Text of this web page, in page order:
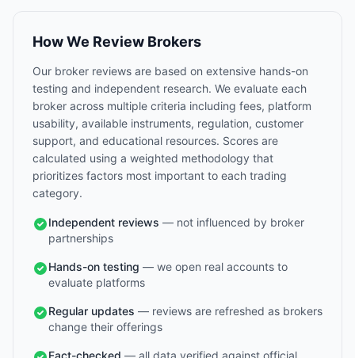
How We Review Brokers
Our broker reviews are based on extensive hands-on
testing and independent research. We evaluate each
broker across multiple criteria including fees, platform
usability, available instruments, regulation, customer
support, and educational resources. Scores are
calculated using a weighted methodology that
prioritizes factors most important to each trading
category.
Independent reviews — not influenced by broker
partnerships
Hands-on testing — we open real accounts to
evaluate platforms
Regular updates — reviews are refreshed as brokers
change their offerings
Fact-checked — all data verified against official